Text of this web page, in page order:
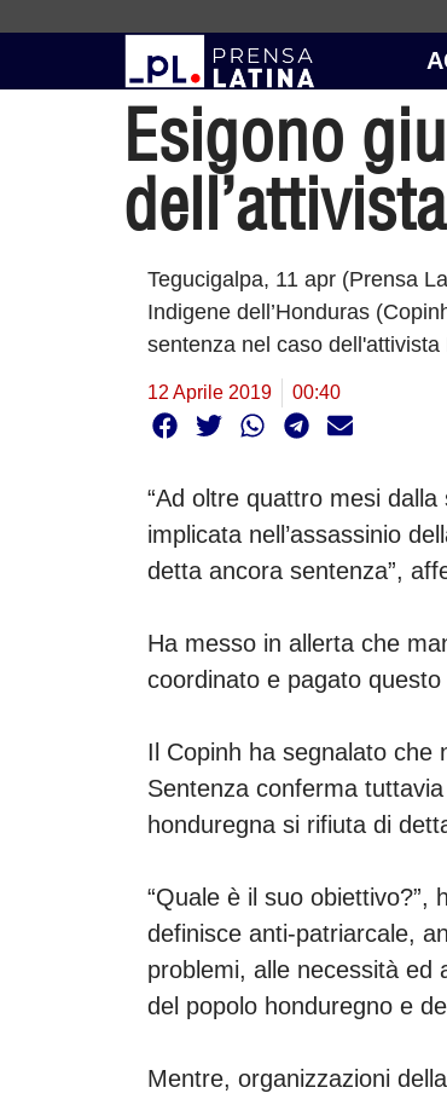
Esigono
Tegucigalpa, 11 apr (Prensa
Indigene dell’Honduras
sentenza nel caso dell'attivista
12 Aprile 2019 00:40
“Ad oltre quattro mesi
implicata nell’assassinio
detta ancora sentenza”,
Ha messo in allerta che
coordinato e pagato questo
Il Copinh ha segnalato che
Sentenza conferma
honduregna si rifiuta di
“Quale è il suo obiettivo?”,
definisce anti-patriarcale,
problemi, alle necessità ed
del popolo honduregno e
Mentre, organizzazioni